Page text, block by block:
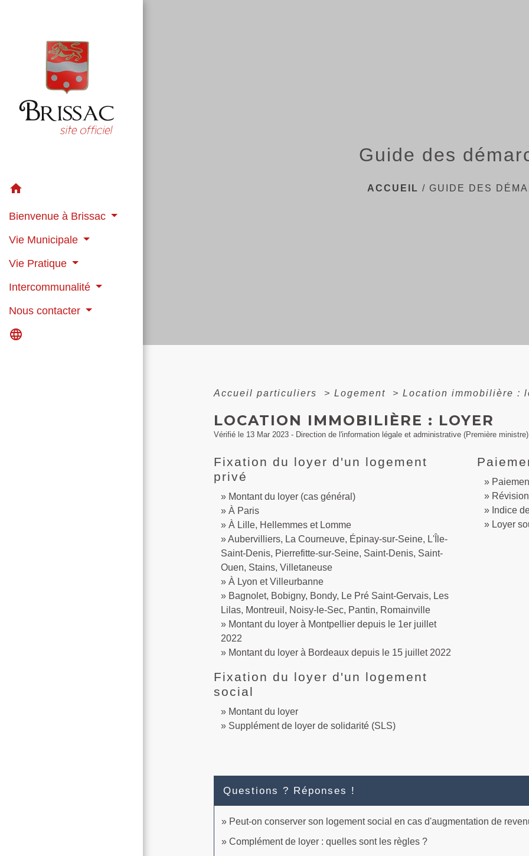
home
Bienvenue à Brissac
Vie Municipale
Vie Pratique
Intercommunalité
Nous contacter
language
Guide des
ACCUEIL / GUIDE DES
Accueil particuliers > Logement > Location immobilière :
LOCATION IMMOBILIÈRE : LOYER
Vérifié le 13 Mar 2023 - Direction de l'information légale et administrative (Première ministre)
Fixation du loyer d'un logement
privé
Montant du loyer (cas général)
À Paris
À Lille, Hellemmes et Lomme
Aubervilliers, La Courneuve, Épinay-sur-Seine, L'Île-
Saint-Denis, Pierrefitte-sur-Seine, Saint-Denis, Saint-
Ouen, Stains, Villetaneuse
À Lyon et Villeurbanne
Bagnolet, Bobigny, Bondy, Le Pré Saint-Gervais, Les
Lilas, Montreuil, Noisy-le-Sec, Pantin, Romainville
Montant du loyer à Montpellier depuis le 1er juillet
2022
Montant du loyer à Bordeaux depuis le 15 juillet 2022
Indice
Loyer
Fixation du loyer d'un logement
social
Montant du loyer
Supplément de loyer de solidarité (SLS)
Questions ? Réponses !
Peut-on conserver son logement social en cas d'augmentation de
Complément de loyer : quelles sont les règles ?